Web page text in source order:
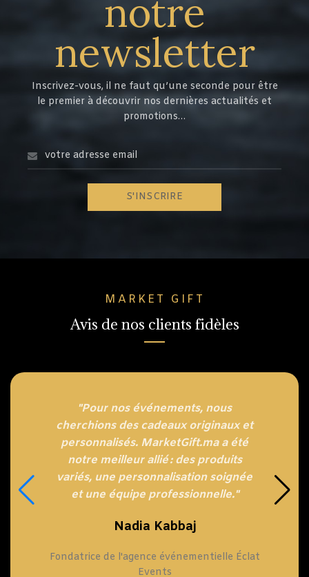
notre
newsletter
Inscrivez-vous, il ne faut qu’une seconde pour être
le premier à découvrir nos dernières actualités et
promotions…
MARKET GIFT
Avis de nos clients fidèles
"Pour nos événements, nous
cherchions des cadeaux originaux et
personnalisés. MarketGift.ma a été
notre meilleur allié : des produits
variés, une personnalisation soignée
et une équipe professionnelle."
Nadia Kabbaj
Fondatrice de l'agence événementielle Éclat
Events